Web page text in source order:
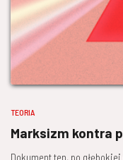
TEORIA
Marksizm kontra
Dokument ten, po